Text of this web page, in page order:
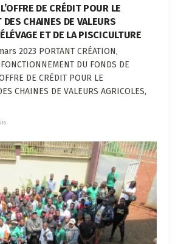
DE CRÉDIT POUR LE
DES CHAINES DE VALEURS
ET DE LA PISCICULTURE
2023 PORTANT CRÉATION,
DU FONDS DE
DE CRÉDIT POUR LE
CHAINES DE VALEURS AGRICOLES,